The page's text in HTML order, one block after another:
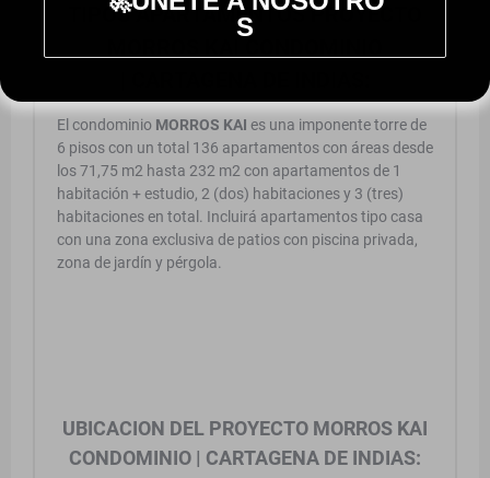
TIPOS APARTAMENTOS PROYECTO
El condominio MORROS KAI es una imponente torre de
6 pisos con un total 136 apartamentos con áreas desde
los 71,75 m2 hasta 232 m2 con apartamentos de 1
habitación + estudio, 2 (dos) habitaciones y 3 (tres)
habitaciones en total. Incluirá apartamentos tipo casa
con una zona exclusiva de patios con piscina privada,
zona de jardín y pérgola.
UBICACION DEL PROYECTO MORROS KAI
CONDOMINIO | CARTAGENA DE INDIAS:
S